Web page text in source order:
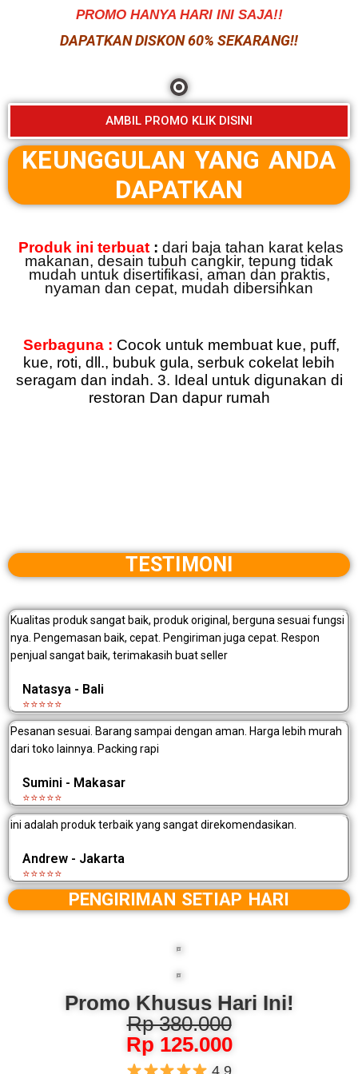
PROMO HANYA HARI INI SAJA!!
DAPATKAN DISKON 60% SEKARANG!!
AMBIL PROMO KLIK DISINI
KEUNGGULAN YANG ANDA
DAPATKAN
Produk ini terbuat : dari baja tahan karat kelas
makanan, desain tubuh cangkir, tepung tidak
mudah untuk disertifikasi, aman dan praktis,
nyaman dan cepat, mudah dibersihkan
Serbaguna : Cocok untuk membuat kue, puff,
kue, roti, dll., bubuk gula, serbuk cokelat lebih
seragam dan indah. 3. Ideal untuk digunakan di
restoran Dan dapur rumah
TESTIMONI
Kualitas produk sangat baik, produk original, berguna sesuai fungsi
nya. Pengemasan baik, cepat. Pengiriman juga cepat. Respon
penjual sangat baik, terimakasih buat seller
Natasya - Bali
⭐⭐⭐⭐⭐
Pesanan sesuai. Barang sampai dengan aman. Harga lebih murah
dari toko lainnya. Packing rapi
Sumini - Makasar
⭐⭐⭐⭐⭐
ini adalah produk terbaik yang sangat direkomendasikan.
Andrew - Jakarta
⭐⭐⭐⭐⭐
PENGIRIMAN SETIAP HARI
Promo Khusus Hari Ini!
Rp 380.000
Rp 125.000